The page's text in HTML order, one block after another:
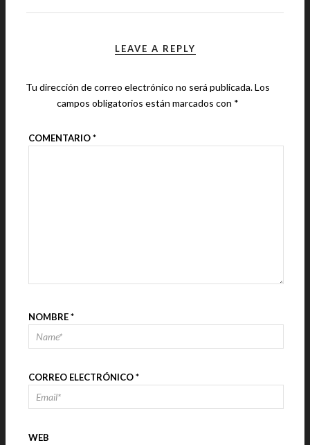
LEAVE A REPLY
Tu dirección de correo electrónico no será publicada.Los
campos obligatorios están marcados con *
COMENTARIO*
NOMBRE*
CORREO ELECTRÓNICO*
WEB